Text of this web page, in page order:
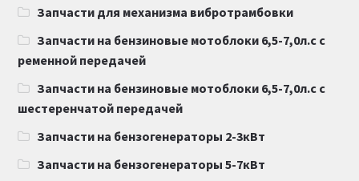
Запчасти для механизма вибротрамбовки
Запчасти на бензиновые мотоблоки 6,5-7,0л.с с
ременной передачей
Запчасти на бензиновые мотоблоки 6,5-7,0л.с с
шестеренчатой передачей
Запчасти на бензогенераторы 2-3кВт
Запчасти на бензогенераторы 5-7кВт